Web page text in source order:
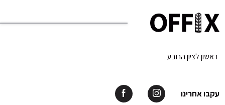
ראשון לציון הרובע
עקבו אחרינו